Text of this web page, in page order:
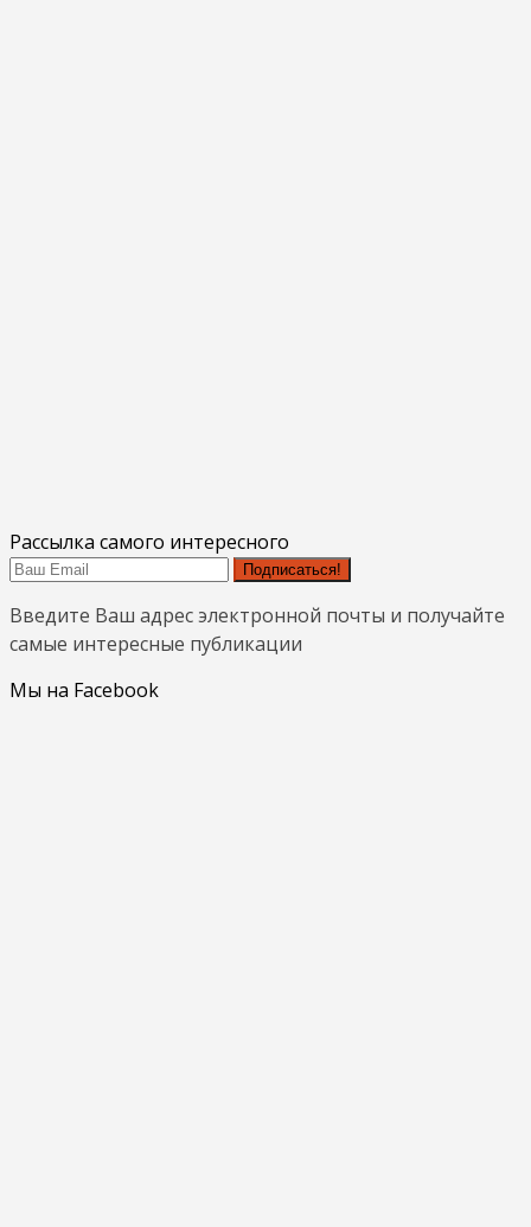
Рассылка самого интересного
Подписаться!
Введите Ваш адрес электронной почты и получайте
самые интересные публикации
Мы на Facebook